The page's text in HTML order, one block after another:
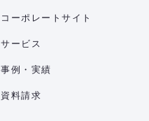
コーポレートサイト
サービス
事例・実績
資料請求